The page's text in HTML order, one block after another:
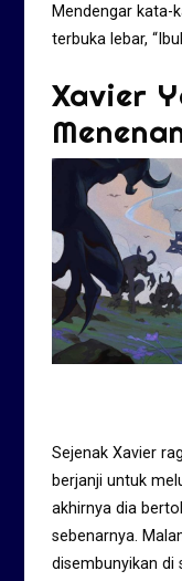
Mendengar kata-
terbuka lebar,
Xavier
Sejenak Xavier
berjanji untuk
akhirnya dia
sebenarnya.
disembunyikan di